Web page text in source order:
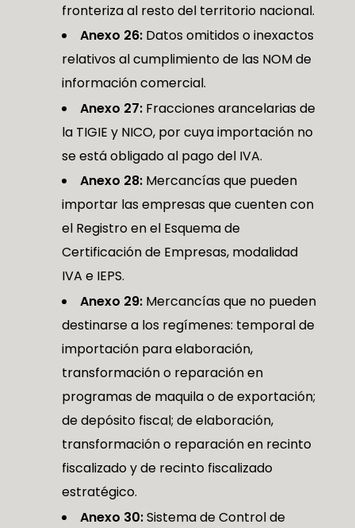
fronteriza al resto del territorio nacional.
Anexo 26: Datos omitidos o inexactos
relativos al cumplimiento de las NOM de
información comercial.
Anexo 27: Fracciones arancelarias de
la TIGIE y NICO, por cuya importación no
se está obligado al pago del IVA.
Anexo 28: Mercancías que pueden
importar las empresas que cuenten con
el Registro en el Esquema de
Certificación de Empresas, modalidad
IVA e IEPS.
Anexo 29: Mercancías que no pueden
destinarse a los regímenes: temporal de
importación para elaboración,
transformación o reparación en
programas de maquila o de exportación;
de depósito fiscal; de elaboración,
transformación o reparación en recinto
fiscalizado y de recinto fiscalizado
estratégico.
Anexo 30:Sistema de Control de